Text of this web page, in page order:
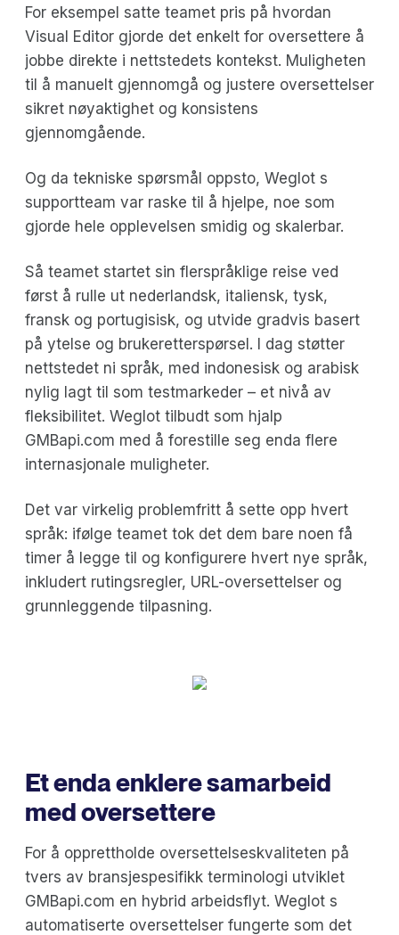
For eksempel satte teamet pris på hvordan
Visual Editor gjorde det enkelt for oversettere å
jobbe direkte i nettstedets kontekst. Muligheten
til å manuelt gjennomgå og justere oversettelser
sikret nøyaktighet og konsistens
gjennomgående.
Og da tekniske spørsmål oppsto, Weglot s
supportteam var raske til å hjelpe, noe som
gjorde hele opplevelsen smidig og skalerbar.
Så teamet startet sin flerspråklige reise ved
først å rulle ut nederlandsk, italiensk, tysk,
fransk og portugisisk, og utvide gradvis basert
på ytelse og brukeretterspørsel. I dag støtter
nettstedet ni språk, med indonesisk og arabisk
nylig lagt til som testmarkeder – et nivå av
fleksibilitet. Weglot tilbudt som hjalp
GMBapi.com med å forestille seg enda flere
internasjonale muligheter.
Det var virkelig problemfritt å sette opp hvert
språk: ifølge teamet tok det dem bare noen få
timer å legge til og konfigurere hvert nye språk,
inkludert rutingsregler, URL-oversettelser og
grunnleggende tilpasning.
Et enda enklere samarbeid
med oversettere
For å opprettholde oversettelseskvaliteten på
tvers av bransjespesifikk terminologi utviklet
GMBapi.com en hybrid arbeidsflyt. Weglot s
automatiserte oversettelser fungerte som det